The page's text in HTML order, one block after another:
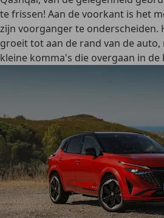
te frissen! Aan de voorkant is het
zijn voorganger te
groeit tot aan de rand van de
kleine komma's die overgaan in de